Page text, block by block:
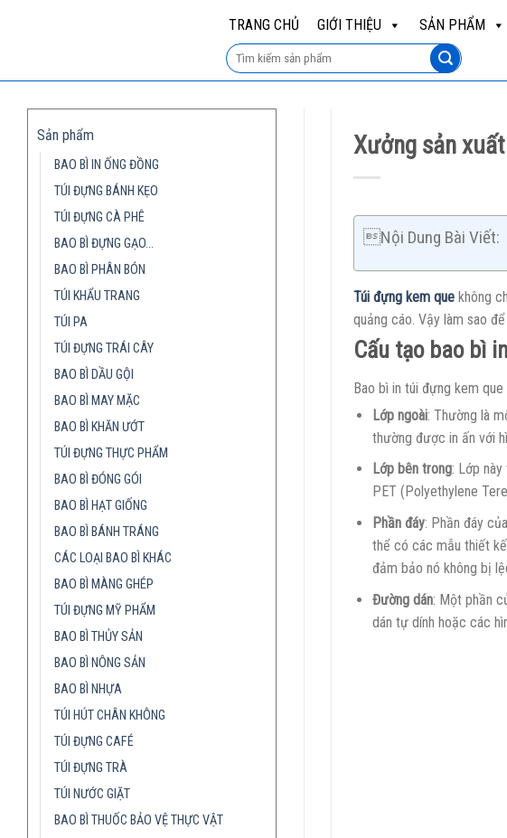
TRANG CHỦ GIỚI THIỆU SẢN PHẨM
Sản phẩm
BAO BÌ IN ỐNG ĐỒNG
TÚI ĐỰNG BÁNH KẸO
TÚI ĐỰNG CÀ PHÊ
BAO BÌ ĐỰNG GẠO…
BAO BÌ PHÂN BÓN
TÚI KHẨU TRANG
TÚI PA
TÚI ĐỰNG TRÁI CÂY
BAO BÌ DẦU GỘI
BAO BÌ MAY MẶC
BAO BÌ KHĂN ƯỚT
TÚI ĐỰNG THỰC PHẨM
BAO BÌ ĐÓNG GÓI
BAO BÌ HẠT GIỐNG
BAO BÌ BÁNH TRÁNG
CÁC LOẠI BAO BÌ KHÁC
BAO BÌ MÀNG GHÉP
TÚI ĐỰNG MỸ PHẨM
BAO BÌ THỦY SẢN
BAO BÌ NÔNG SẢN
BAO BÌ NHỰA
TÚI HÚT CHÂN KHÔNG
TÚI ĐỰNG CAFÉ
TÚI ĐỰNG TRÀ
TÚI NƯỚC GIẶT
BAO BÌ THUỐC BẢO VỆ THỰC VẬT
Xưởng sản
Nội Dung Bài Viết:
Túi đựng kem que không
quảng cáo. Vậy làm sao
Cấu tạo bao bì
Bao bì in túi đựng kem
Lớp ngoài: Thường là
thường được in ấn với
Lớp bên trong: Lớp
PET (Polyethylene
Phần đáy: Phần đáy
thể có các mẫu thiết
đảm bảo nó không bị
Đường dán: Một phần
dán tự dính hoặc các